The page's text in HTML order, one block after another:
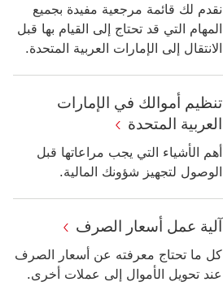
نقدم لك قائمة مرجعية مفيدة بجميع
المهام التي قد تحتاج إلى القيام بها قبل
الانتقال إلى الإمارات العربية المتحدة.
تنظيم أموالك في الإمارات
العربية المتحدة
أهم الأشياء التي يجب مراعاتها قبل
الوصول لتجهيز شؤونك المالية.
آلية عمل أسعار الصرف
كل ما تحتاج معرفته عن أسعار الصرف
عند تحويل الأموال إلى عملات أخرى.